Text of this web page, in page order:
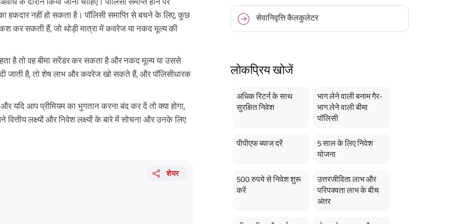
हकदार नहीं हो सकता है। पॉलिसी समाप्ति से बचने के लिए, कुछ
कर सकती हैं, जो थोड़ी मात्रा में कवरेज या नकद मूल्य की
है तो वह बीमा सरेंडर कर सकता है और नकद मूल्य या उससे
जाती है, तो शेष लाभ और कवरेज खो सकते हैं, और पॉलिसीधारक
यदि आप प्रीमियम का भुगतान करना बंद कर दें तो क्या होगा,
लक्ष्यों और निवेश लक्ष्यों के बारे में सोचना और उनके लिए
शेयर
सेवानिवृत्ति कैलकुलेटर
लोकप्रिय खोजें
अधिक रिटर्न के साथ
सुरक्षित निवेश
भाग लेने वाली बनाम गैर-
भाग लेने वाली बीमा
पॉलिसी
पीपीएफ ब्याज दरें
5 साल के लिए निवेश
योजना
500 रुपये से निवेश शुरू
करें
उत्तरजीविता लाभ और
परिपक्वता लाभ के बीच
अंतर